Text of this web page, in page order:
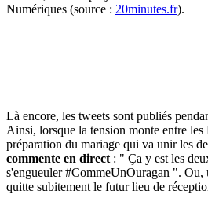
Numériques (source : 20minutes.fr).
Là encore, les tweets sont publiés
Ainsi, lorsque la tension monte entre
préparation du mariage qui va unir les
commente en direct : " Ça y est les
s'engueuler #CommeUnOuragan ". Ou,
quitte subitement le futur lieu de